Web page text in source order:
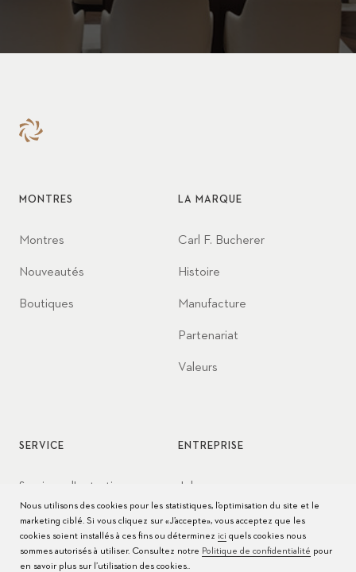
MONTRES
Montres
Nouveautés
Boutiques
LA MARQUE
Carl F. Bucherer
Histoire
Manufacture
Partenariat
Valeurs
SERVICE
Services d'entretien
Conseils d’entretien
Modes d'emploi
ENTREPRISE
Jobs
Presse
Contact
Nous utilisons des cookies pour les statistiques, l’optimisation du site et le
marketing ciblé. Si vous cliquez sur «J’accepte», vous acceptez que les
cookies soient installés à ces fins ou déterminez ici quels cookies nous
sommes autorisés à utiliser. Consultez notre Politique de confidentialité pour
en savoir plus sur l’utilisation des cookies..